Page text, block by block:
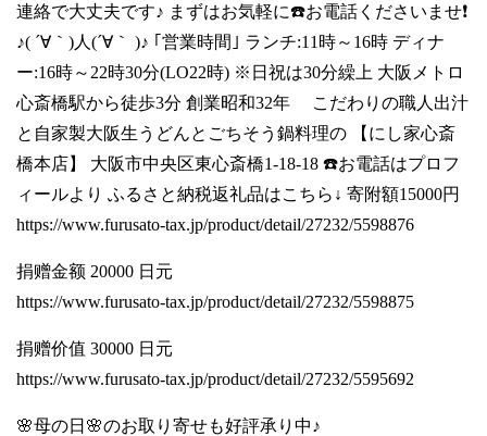
連絡で大丈夫です♪ まずはお気軽に☎️お電話くださいませ❗
♪( ´∀｀)人(´∀｀ )♪ ｢営業時間｣ ランチ:11時～16時 ディナ
ー:16時～22時30分(LO22時) ※日祝は30分繰上 大阪メトロ
心斎橋駅から徒歩3分 創業昭和32年 こだわりの職人出汁
と自家製大阪生うどんとごちそう鍋料理の 【にし家心斎
橋本店】 大阪市中央区東心斎橋1-18-18 ☎️お電話はプロフ
ィールより ふるさと納税返礼品はこちら↓ 寄附額15000円
https://www.furusato-tax.jp/product/detail/27232/5598876
捐赠金额 20000 日元
https://www.furusato-tax.jp/product/detail/27232/5598875
捐赠价值 30000 日元
https://www.furusato-tax.jp/product/detail/27232/5595692
🌸母の日🌸のお取り寄せも好評承り中♪